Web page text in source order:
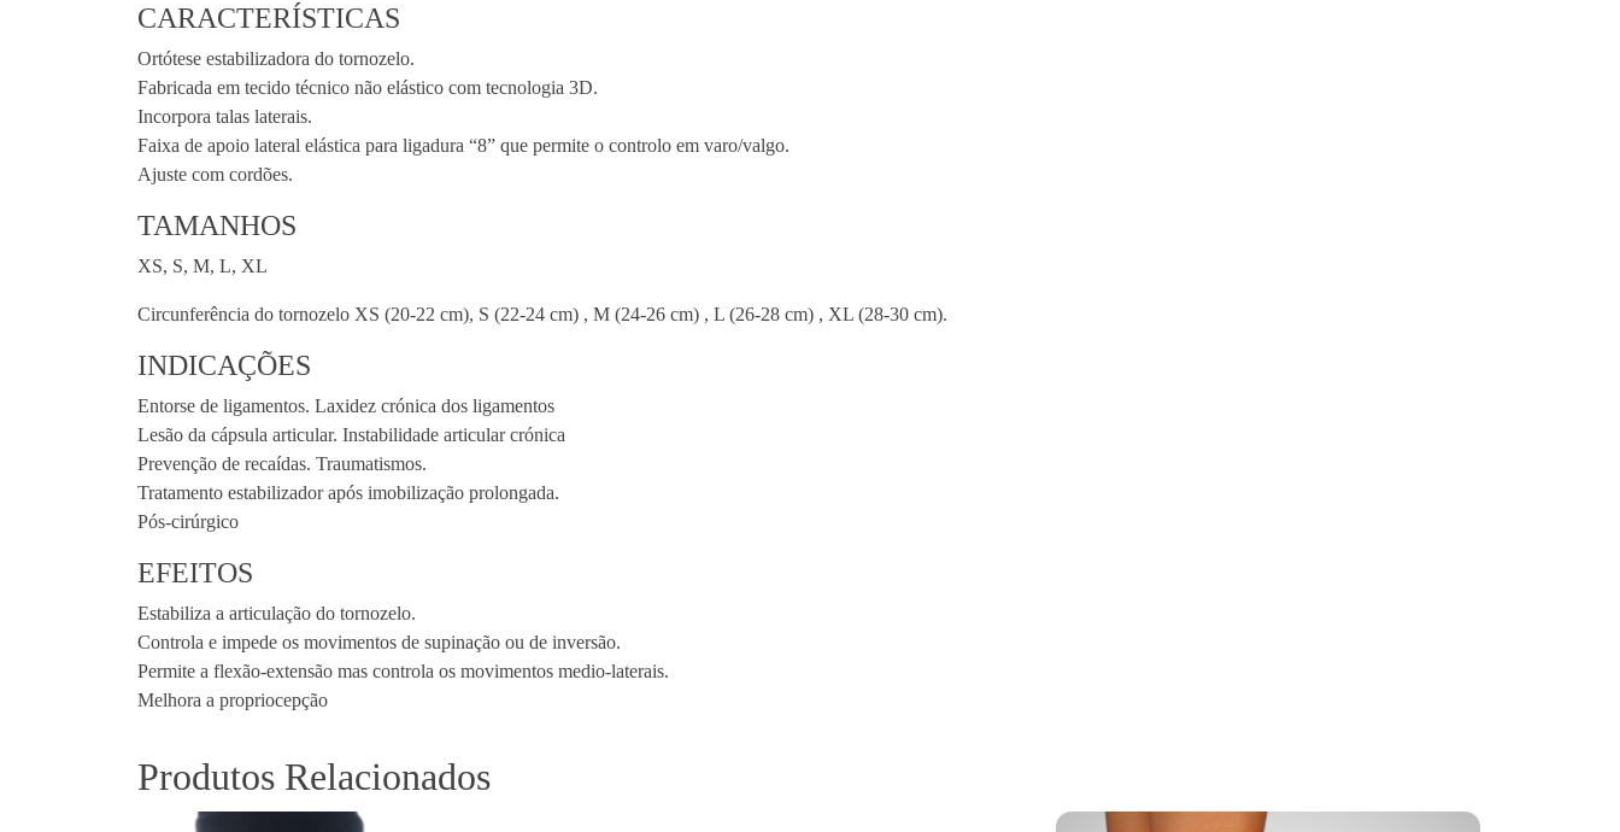
CARACTERÍSTICAS
Ortótese estabilizadora do tornozelo.
Fabricada em tecido técnico não elástico com tecnologia 3D.
Incorpora talas laterais.
Faixa de apoio lateral elástica para ligadura “8” que permite o controlo em varo/valgo.
Ajuste com cordões.
TAMANHOS
XS, S, M, L, XL
Circunferência do tornozelo XS (20-22 cm), S (22-24 cm) , M (24-26 cm) , L (26-28 cm) , XL (28-30 cm).
INDICAÇÕES
Entorse de ligamentos. Laxidez crónica dos ligamentos
Lesão da cápsula articular. Instabilidade articular crónica
Prevenção de recaídas. Traumatismos.
Tratamento estabilizador após imobilização prolongada.
Pós-cirúrgico
EFEITOS
Estabiliza a articulação do tornozelo.
Controla e impede os movimentos de supinação ou de inversão.
Permite a flexão-extensão mas controla os movimentos medio-laterais.
Melhora a propriocepção
Produtos Relacionados